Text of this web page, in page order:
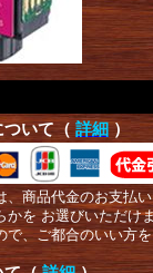
いて（ 詳細 ）
、商品代金のお支払
かを お選びいただけ
で、ご都合のいい方